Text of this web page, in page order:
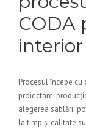
CODA
Procesul începe
proiectare,
alegerea sablării
la timp și calitate